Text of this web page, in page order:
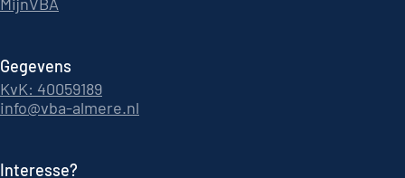
Gegevens
KvK: 40059189
info@vba-almere.nl
Interesse?